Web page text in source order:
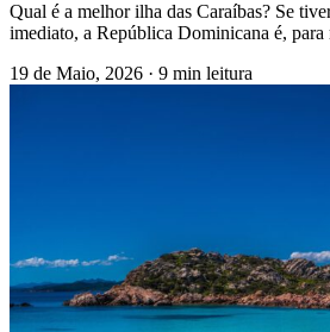
Qual é a melhor ilha das Caraíbas? Se
imediato, a República Dominicana é,
19 de Maio, 2026 · 9 min leitura